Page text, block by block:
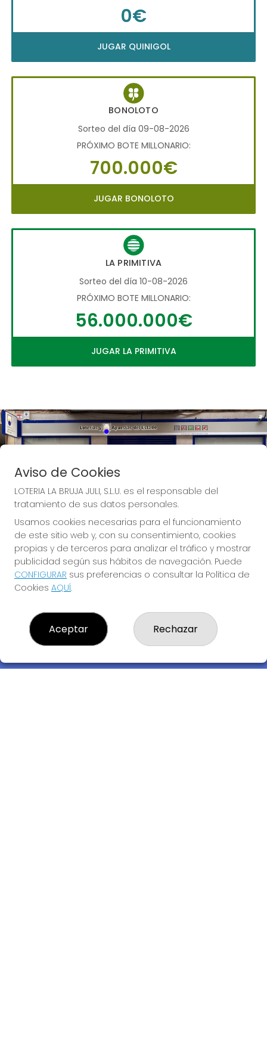
0€
JUGAR QUINIGOL
BONOLOTO
Sorteo del día 09-08-2026
PRÓXIMO BOTE MILLONARIO:
700.000€
JUGAR BONOLOTO
LA PRIMITIVA
Sorteo del día 10-08-2026
PRÓXIMO BOTE MILLONARIO:
56.000.000€
JUGAR LA PRIMITIVA
Descubre la buena suerte de La Bruja Juli
Aviso de Cookies
LOTERIA LA BRUJA JULI, S.L.U. es el responsable del
tratamiento de sus datos personales.
Usamos cookies necesarias para el funcionamiento
de este sitio web y, con su consentimiento, cookies
propias y de terceros para analizar el tráfico y mostrar
publicidad según sus hábitos de navegación. Puede
CONFIGURAR sus preferencias o consultar la Política de
Cookies AQUÍ.
Aceptar Rechazar